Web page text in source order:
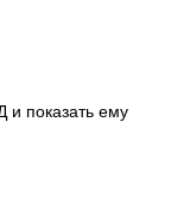
и показать ему